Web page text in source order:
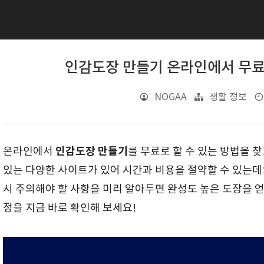
인감도장 만들기 온라인에서 무
NOGAA 생활 정보
온라인에서 인감도장 만들기 를 무료로 할 수 있는 방법을
있는 다양한 사이트가 있어 시간과 비용을 절약할 수 있는
시 주의해야 할 사항을 미리 알아두면 완성도 높은 도장을
정을 지금 바로 확인해 보세요!